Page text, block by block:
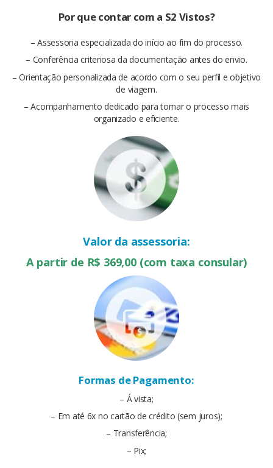
Por que contar com a S2 Vistos?
– Assessoria especializada do início ao fim do processo.
– Conferência criteriosa da documentação antes do envio.
– Orientação personalizada de acordo com o seu perfil e objetivo
de viagem.
– Acompanhamento dedicado para tornar o processo mais
organizado e eficiente.
Valor da assessoria:
A partir de R$ 369,00 (com taxa consular)
Formas de Pagamento:
– Á vista;
– Em até 6x no cartão de crédito (sem juros);
– Transferência;
– Pix;